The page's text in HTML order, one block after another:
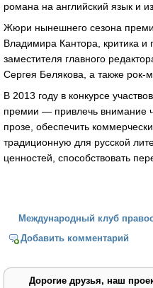
романа на английский язык и
Жюри нынешнего сезона
Владимира Кантора, критика и
заместителя главного
Сергея Белякова, а также рок-
В 2013 году в конкурсе
премии — привлечь внимание
прозе, обеспечить
традиционную для русской
ценностей, способствовать
Международный клуб
Добавить комментарий
Дорогие друзья, наш